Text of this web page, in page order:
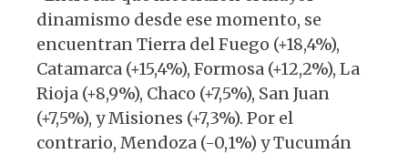
dinamismo desde ese momento, se
encuentran Tierra del Fuego (+18,4%),
Catamarca (+15,4%), Formosa (+12,2%), La
Rioja (+8,9%), Chaco (+7,5%), San Juan
(+7,5%), y Misiones (+7,3%). Por el
contrario, Mendoza (-0,1%) y Tucumán